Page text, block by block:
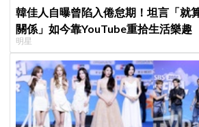
韓佳人自曝曾陷入倦怠期！坦言「就
關係」如今靠YouTube重拾生活樂趣
明星